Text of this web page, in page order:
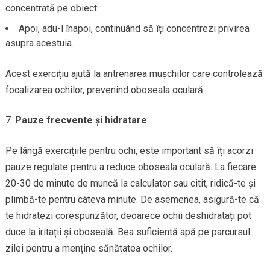
concentrată pe obiect.
Apoi, adu-l înapoi, continuând să îți concentrezi privirea
asupra acestuia.
Acest exercițiu ajută la antrenarea mușchilor care controlează
focalizarea ochilor, prevenind oboseala oculară.
Pauze frecvente și hidratare
Pe lângă exercițiile pentru ochi, este important să îți acorzi
pauze regulate pentru a reduce oboseala oculară. La fiecare
20-30 de minute de muncă la calculator sau citit, ridică-te și
plimbă-te pentru câteva minute. De asemenea, asigură-te că
te hidratezi corespunzător, deoarece ochii deshidratați pot
duce la iritații și oboseală. Bea suficientă apă pe parcursul
zilei pentru a menține sănătatea ochilor.